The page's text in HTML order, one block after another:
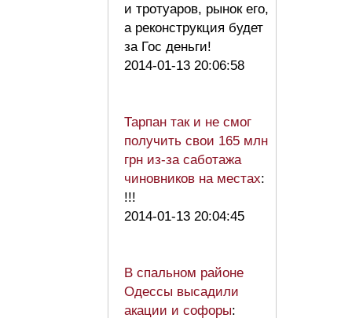
и тротуаров, рынок его,
а реконструкция будет
за Гос деньги!
2014-01-13 20:06:58
Тарпан так и не смог
получить свои 165 млн
грн из-за саботажа
чиновников на местах:
!!!
2014-01-13 20:04:45
В спальном районе
Одессы высадили
акации и софоры: